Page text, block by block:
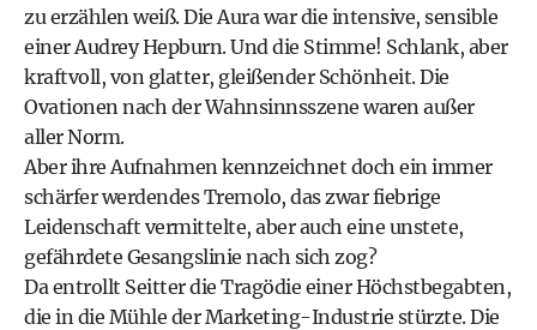
zu erzählen weiß. Die Aura war die intensive, sensible
einer Audrey Hepburn. Und die Stimme! Schlank, aber
kraftvoll, von glatter, gleißender Schönheit. Die
Ovationen nach der Wahnsinnsszene waren außer
aller Norm.
Aber ihre Aufnahmen kennzeichnet doch ein immer
schärfer werdendes Tremolo, das zwar fiebrige
Leidenschaft vermittelte, aber auch eine unstete,
gefährdete Gesangslinie nach sich zog?
Da entrollt Seitter die Tragödie einer Höchstbegabten,
die in die Mühle der Marketing-Industrie stürzte. Die